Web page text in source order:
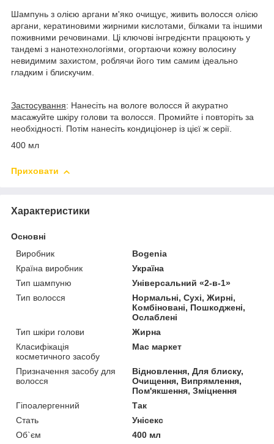
Шампунь з олією аргани м'яко очищує, живить волосся олією
аргани, кератиновими жирними кислотами, білками та іншими
поживними речовинами. Ці ключові інгредієнти працюють у
тандемі з нанотехнологіями, огортаючи кожну волосину
невидимим захистом, роблячи його тим самим ідеально
гладким і блискучим.
Застосування: Нанесіть на вологе волосся й акуратно
масажуйте шкіру голови та волосся. Промийте і повторіть за
необхідності. Потім нанесіть кондиціонер із цієї ж серії.
400 мл
Приховати
Характеристики
Основні
Виробник
Bogenia
Країна виробник
Україна
Тип шампуню
Універсальний «2-в-1»
Тип волосся
Нормальні, Сухі, Жирні,
Комбіновані, Пошкоджені,
Ослаблені
Тип шкіри голови
Жирна
Класифікація
косметичного засобу
Мас маркет
Призначення засобу для
волосся
Відновлення, Для блиску,
Очищення, Випрямлення,
Пом'якшення, Зміцнення
Гіпоалергенний
Так
Стать
Унісекс
Об`єм
400 мл